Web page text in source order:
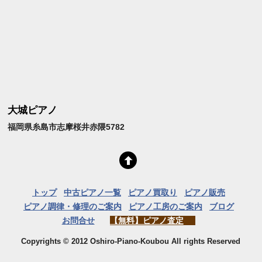
大城ピアノ
福岡県糸島市志摩桜井赤隈5782
トップ 中古ピアノ一覧 ピアノ買取り
ピアノ販売
ピアノ調律・修理のご案内
ピアノ工房のご案内
ブログ
お問合せ
【無料】ピアノ査定
Copyrights © 2012 Oshiro-Piano-Koubou All rights Reserved